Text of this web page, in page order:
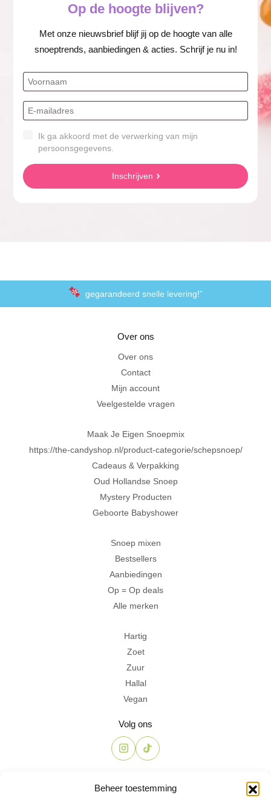
Beheer toestemming
Op de hoogte blijven?
Met onze nieuwsbrief blijf jij op de hoogte van alle
snoeptrends, aanbiedingen & acties. Schrijf je nu in!
Ik ga akkoord met de verwerking van mijn
persoonsgegevens.
Inschrijven
gegarandeerd snelle levering!”
Al 20 jaar in Amersfoort
Over ons
Over ons
Contact
Mijn account
Veelgestelde vragen
Maak Je Eigen Snoepmix
https://the-candyshop.nl/product-categorie/schepsnoep/
Cadeaus & Verpakking
Oud Hollandse Snoep
Mystery Producten
Geboorte Babyshower
Snoep mixen
Bestsellers
Aanbiedingen
Op = Op deals
Alle merken
Hartig
Zoet
Zuur
Hallal
Vegan
Volg ons